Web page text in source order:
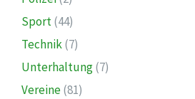
Sport(44)
Technik(7)
Unterhaltung(7)
Vereine(81)